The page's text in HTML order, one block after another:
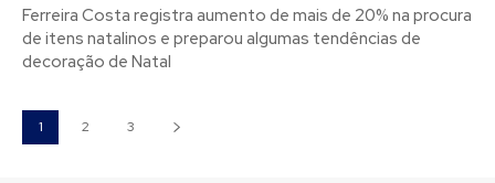
Ferreira Costa registra aumento de mais de 20% na procura
de itens natalinos e preparou algumas tendências de
decoração de Natal
1 2 3